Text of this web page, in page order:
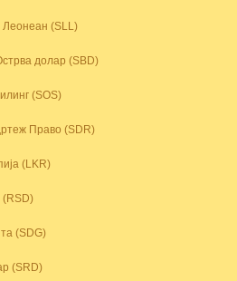
Леонеан (SLL)
долар (SBD)
(SOS)
Право (SDR)
(LKR)
(RSD)
(SDG)
(SRD)